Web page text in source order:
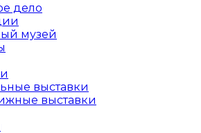
дело
музей
выставки
выставки